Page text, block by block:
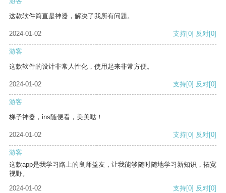
这款软件简直是神器，解决了我所有问题。
2024-01-02 支持[0] 反对[0]
游客
这款软件的设计非常人性化，使用起来非常方便。
2024-01-02 支持[0] 反对[0]
游客
梯子神器，ins随便看，美美哒！
2024-01-02 支持[0] 反对[0]
游客
这款app是我学习路上的良师益友，让我能够随时随地学习新知识，拓宽
视野。
2024-01-02
支持[0] 反对[0]